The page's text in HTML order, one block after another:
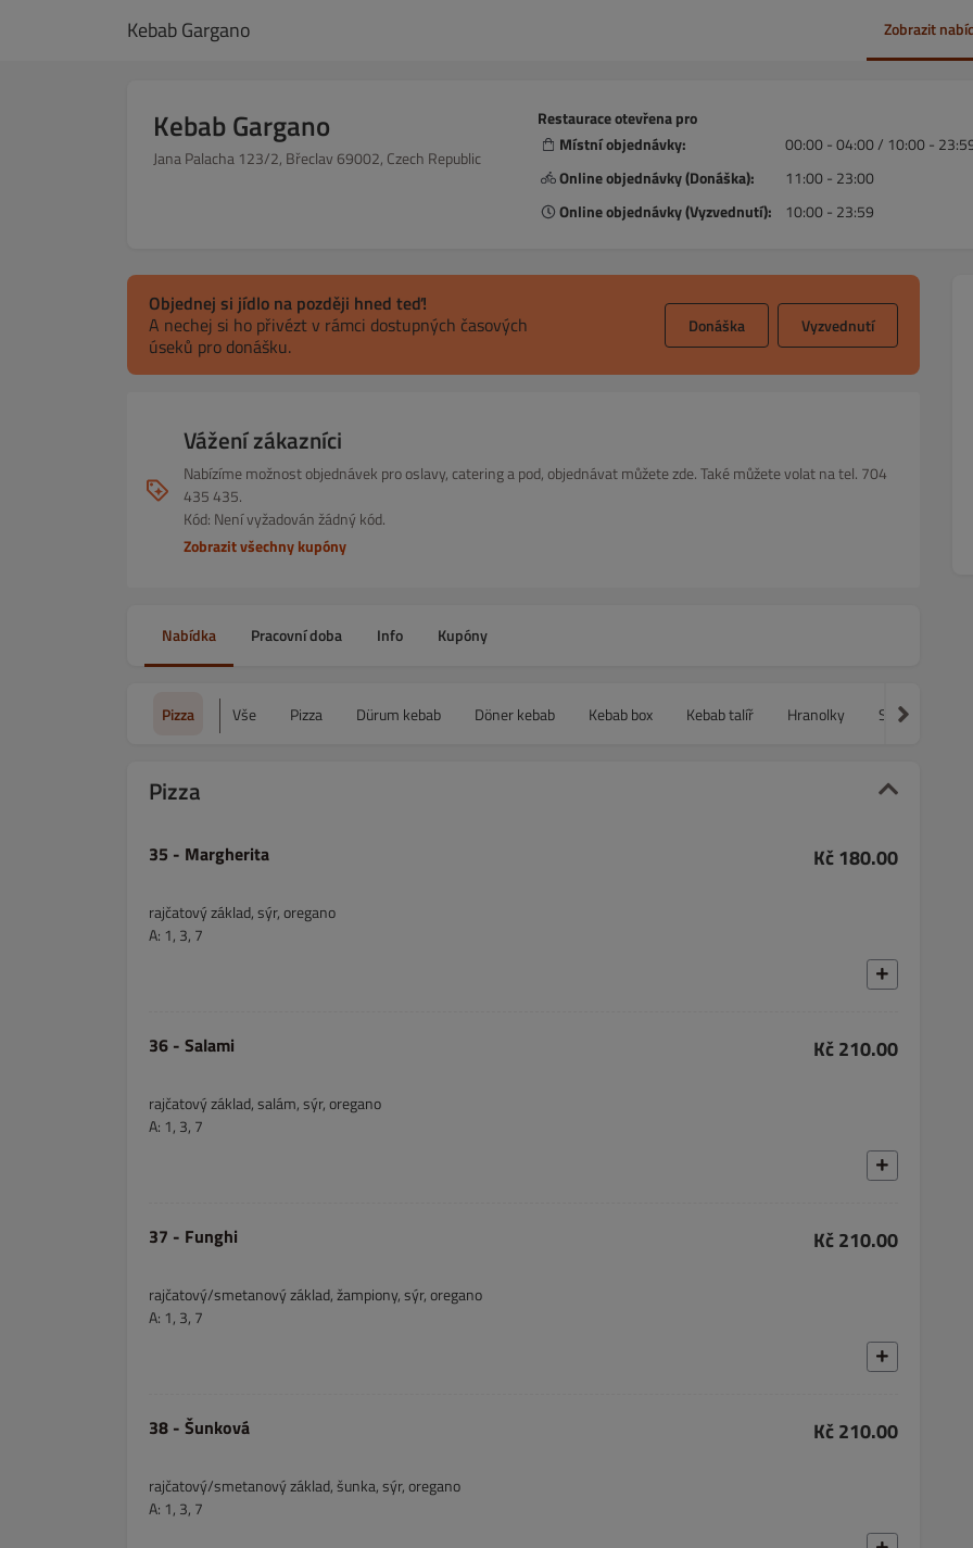
Kebab Gargano Zobrazit
Kebab Gargano
Jana Palacha 123/2, Břeclav 69002, Czech Republic
Restaurace otevřena pro
Místní objednávky:
00:00 - 04:00 / 10:00 -
Online objednávky (Donáška):
11:00 - 23:00
Online objednávky (Vyzvednutí):
10:00 - 23:59
Objednej si jídlo na později hned teď!
A nechej si ho přivézt v rámci dostupných časových
úseků pro donášku.
Donáška Vyzvednutí
Vážení zákazníci
Nabízíme možnost objednávek pro oslavy, catering a pod, objednávat můžete zde. Také můžete volat na tel. 704
435 435.
Kód: Není vyžadován žádný kód.
Zobrazit všechny kupóny
Nabídka Pracovní doba Info Kupóny
Pizza Vše Pizza Dürum kebab Döner kebab Kebab box Kebab talíř Hranolky Saláty
Pizza
35 - Margherita Kč 180.00
rajčatový základ, sýr, oregano
A: 1, 3, 7
36 - Salami Kč 210.00
rajčatový základ, salám, sýr, oregano
A: 1, 3, 7
37 - Funghi Kč 210.00
rajčatový/smetanový základ, žampiony, sýr, oregano
A: 1, 3, 7
38 - Šunková Kč 210.00
rajčatový/smetanový základ, šunka, sýr, oregano
A: 1, 3, 7